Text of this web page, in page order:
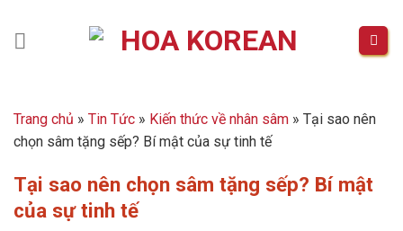
content
Trang chủ » Tin Tức » Kiến thức về nhân sâm » Tại sao nên
chọn sâm tặng sếp? Bí mật của sự tinh tế
Tại sao nên chọn sâm tặng sếp? Bí mật
của sự tinh tế